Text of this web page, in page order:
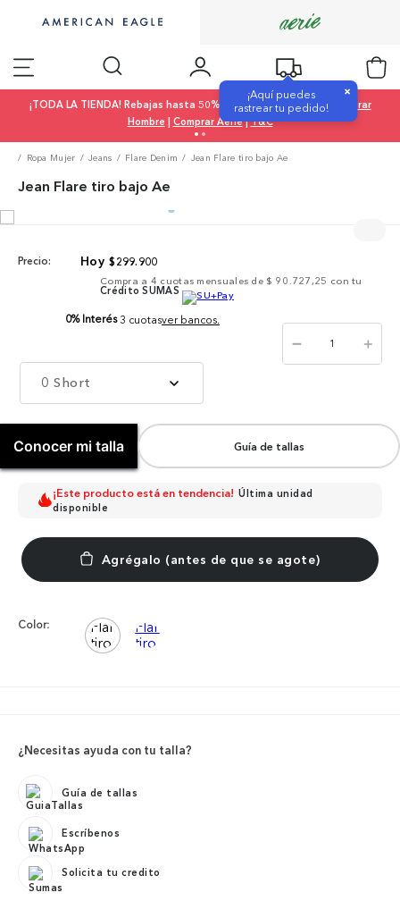
¡Aquí puedes
rastrear tu pedido!
×
¡TODA LA TIENDA! Rebajas hasta 50% OFF |Comprar Mujer|
Comprar
Hombre | Comprar Aerie|T&C
Ropa Mujer Jeans Flare Denim Jean Flare tiro bajo Ae
Jean Flare tiro bajo Ae
Precio: $299. 900
Compra a 4 cuotas mensuales de $ 90.727,25 con tu
Crédito SUMAS
0% Interés 3 cuotasver bancos.
0 Short
＋
－
Conocer mi talla Guía de tallas
¡Este producto está en tendencia! Última unidad
disponible
Color:
¿Necesitas ayuda con tu talla?
Guía de tallas
Escríbenos
Solicita tu credito